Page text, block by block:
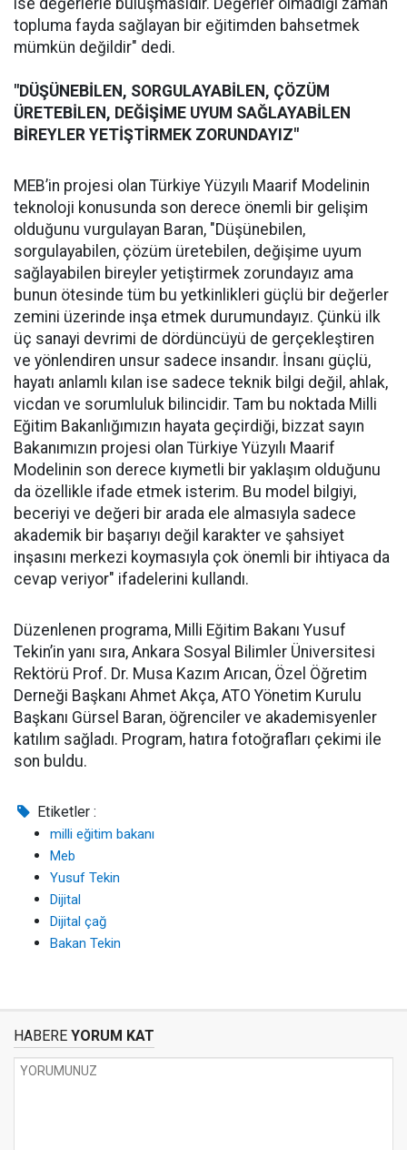
topluma fayda sağlayan bir eğitimden bahsetmek
mümkün değildir" dedi.
"DÜŞÜNEBİLEN, SORGULAYABİLEN, ÇÖZÜM
ÜRETEBİLEN, DEĞİŞİME UYUM SAĞLAYABİLEN
BİREYLER YETİŞTİRMEK ZORUNDAYIZ"
MEB’in projesi olan Türkiye Yüzyılı Maarif Modelinin
teknoloji konusunda son derece önemli bir gelişim
olduğunu vurgulayan Baran, "Düşünebilen,
sorgulayabilen, çözüm üretebilen, değişime uyum
sağlayabilen bireyler yetiştirmek zorundayız ama
bunun ötesinde tüm bu yetkinlikleri güçlü bir değerler
zemini üzerinde inşa etmek durumundayız. Çünkü ilk
üç sanayi devrimi de dördüncüyü de gerçekleştiren
ve yönlendiren unsur sadece insandır. İnsanı güçlü,
hayatı anlamlı kılan ise sadece teknik bilgi değil, ahlak,
vicdan ve sorumluluk bilincidir. Tam bu noktada Milli
Eğitim Bakanlığımızın hayata geçirdiği, bizzat sayın
Bakanımızın projesi olan Türkiye Yüzyılı Maarif
Modelinin son derece kıymetli bir yaklaşım olduğunu
da özellikle ifade etmek isterim. Bu model bilgiyi,
beceriyi ve değeri bir arada ele almasıyla sadece
akademik bir başarıyı değil karakter ve şahsiyet
inşasını merkezi koymasıyla çok önemli bir ihtiyaca da
cevap veriyor" ifadelerini kullandı.
Düzenlenen programa, Milli Eğitim Bakanı Yusuf
Tekin’in yanı sıra, Ankara Sosyal Bilimler Üniversitesi
Rektörü Prof. Dr. Musa Kazım Arıcan, Özel Öğretim
Derneği Başkanı Ahmet Akça, ATO Yönetim Kurulu
Başkanı Gürsel Baran, öğrenciler ve akademisyenler
katılım sağladı. Program, hatıra fotoğrafları çekimi ile
son buldu.
Etiketler :
milli eğitim bakanı
Meb
Yusuf Tekin
Dijital
Dijital çağ
Bakan Tekin
HABERE YORUM KAT